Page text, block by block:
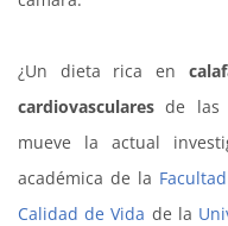
¿Un dieta rica en
cardiovasculares de las
mueve la actual
académica de la
Calidad de Vida de la